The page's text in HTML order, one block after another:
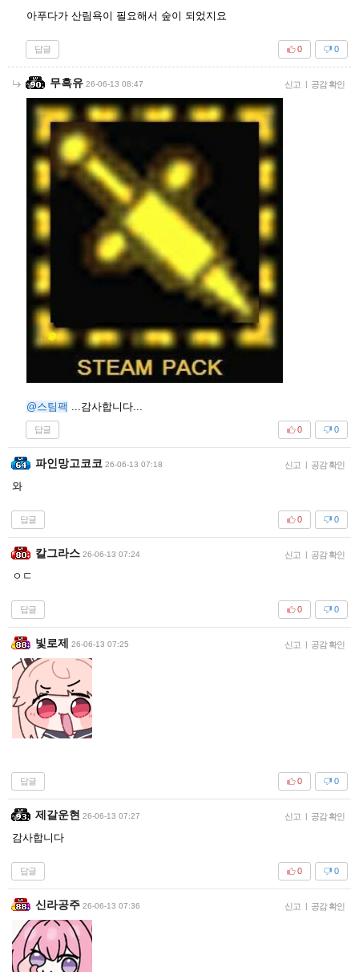
아푸다가 산림욕이 필요해서 숲이 되었지요
답글 0
0
무흑유 26-06-13 08:47 신고 | 공감 확인
@스팀팩 ...감사합니다...
답글 0
0
파인망고코코 26-06-13 07:18 신고 | 공감 확인
와
답글 0
0
칼그라스 26-06-13 07:24 신고 | 공감 확인
ㅇㄷ
답글 0
0
빛로제 26-06-13 07:25 신고 | 공감 확인
답글 0
0
제갈운현 26-06-13 07:27 신고 | 공감 확인
감사합니다
답글 0
0
신라공주 26-06-13 07:36 신고 | 공감 확인